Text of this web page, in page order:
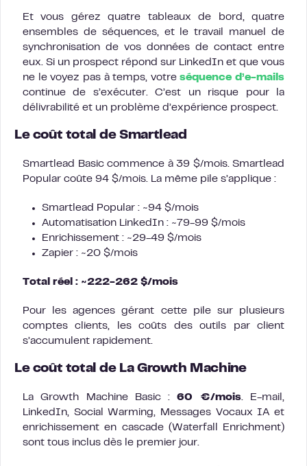
Et vous gérez quatre tableaux de bord, quatre
ensembles de séquences, et le travail manuel de
synchronisation de vos données de contact entre
eux. Si un prospect répond sur LinkedIn et que vous
ne le voyez pas à temps, votreséquence d’e-mails
continue de s’exécuter. C’est un risque pour la
délivrabilité et un problème d’expérience prospect.
Le coût total de Smartlead
Smartlead Basic commence à 39 $/mois. Smartlead
Popular coûte 94 $/mois. La même pile s’applique :
Smartlead Popular : ~94 $/mois
Automatisation LinkedIn : ~79-99 $/mois
Enrichissement : ~29-49 $/mois
Zapier : ~20 $/mois
Total réel : ~222-262 $/mois
Pour les agences gérant cette pile sur plusieurs
comptes clients, les coûts des outils par client
s’accumulent rapidement.
Le coût total de La Growth Machine
La Growth Machine Basic :60 €/mois. E-mail,
LinkedIn, Social Warming, Messages Vocaux IA et
enrichissement en cascade (Waterfall Enrichment)
sont tous inclus dès le premier jour.